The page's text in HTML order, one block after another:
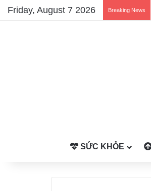
Friday, August 7 2026 Breaking News
SỨC KHỎE